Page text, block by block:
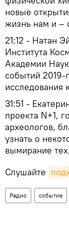
новые
жизнь нам и –
21:12 - Натан
Института
Академии
событий 2019-
исследования
31:51 -
проекта N+1,
археологов,
узнать о
вымирание
Слушайте
Радио событие